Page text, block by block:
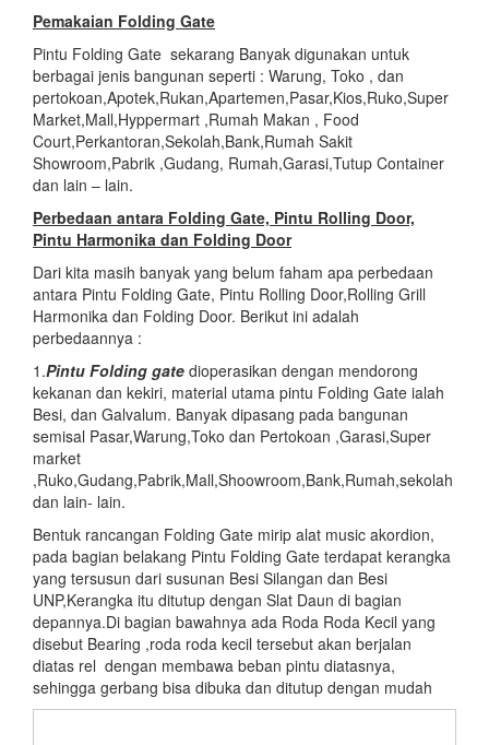
Pemakaian Folding Gate
Pintu Folding Gate sekarang Banyak digunakan untuk
berbagai jenis bangunan seperti : Warung, Toko , dan
pertokoan,Apotek,Rukan,Apartemen,Pasar,Kios,Ruko,Super
Market,Mall,Hyppermart ,Rumah Makan , Food
Court,Perkantoran,Sekolah,Bank,Rumah Sakit
Showroom,Pabrik ,Gudang, Rumah,Garasi,Tutup Container
dan lain – lain.
Perbedaan antara Folding Gate, Pintu Rolling Door,
Pintu Harmonika dan Folding Door
Dari kita masih banyak yang belum faham apa perbedaan
antara Pintu Folding Gate, Pintu Rolling Door,Rolling Grill
Harmonika dan Folding Door. Berikut ini adalah
perbedaannya :
1.Pintu Folding gate dioperasikan dengan mendorong
kekanan dan kekiri, material utama pintu Folding Gate ialah
Besi, dan Galvalum. Banyak dipasang pada bangunan
semisal Pasar,Warung,Toko dan Pertokoan ,Garasi,Super
market
,Ruko,Gudang,Pabrik,Mall,Shoowroom,Bank,Rumah,sekolah
dan lain- lain.
Bentuk rancangan Folding Gate mirip alat music akordion,
pada bagian belakang Pintu Folding Gate terdapat kerangka
yang tersusun dari susunan Besi Silangan dan Besi
UNP,Kerangka itu ditutup dengan Slat Daun di bagian
depannya.Di bagian bawahnya ada Roda Roda Kecil yang
disebut Bearing ,roda roda kecil tersebut akan berjalan
diatas rel dengan membawa beban pintu diatasnya,
sehingga gerbang bisa dibuka dan ditutup dengan mudah